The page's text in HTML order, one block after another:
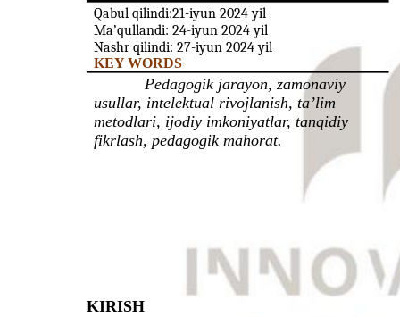
KIRISH
Qabul qilindi:21-iyun 2024 yil
Ma’qullandi: 24-iyun 2024 yil
Nashr qilindi: 27-iyun 2024 yil
KEY WORDS
Pedagogik jarayon, zamonaviy
usullar, intelektual rivojlanish, taʼlim
metodlari, ijodiy imkoniyatlar, tanqidiy
fikrlash, pedagogik mahorat.